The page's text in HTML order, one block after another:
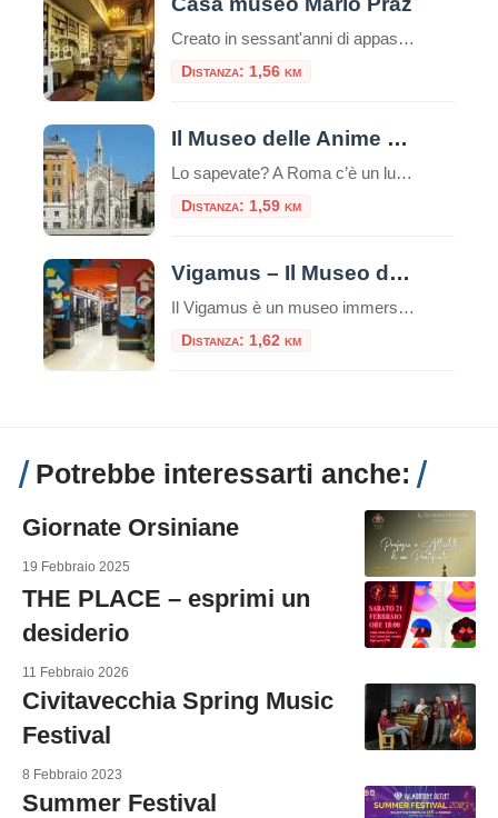
Creato in sessant'anni di appassionato collezionismo da Mario Praz (Roma 1896-1982) anglista e critico di levatura internazionale, al Casa Museo Mario Praz si presenta come una dimora nobiliare del secolo XIX. Mario Praz - pescatore, scrittore e
Distanza: 1,56 km
Il Museo delle Anime del Purgatorio
Lo sapevate? A Roma c’è un luogo unico e inquietante: il Museo delle Anime del Purgatorio. Il museo delle anime del Purgatorio è un’esposizione di documenti e testimonianze allestita in un locale adiacente alla sacrestia della piccola chiesa neogotica del Sacro Cuore del Suffragio a Roma. Tali documenti proverebbero l’esistenza del Purgatorio. La chiesa del […]
Distanza: 1,59 km
Vigamus – Il Museo del Videogioco
Il Vigamus è un museo immersivo e interattivo per scoprire origini ed evoluzione dei videgiochi con 100 pannelli illustrati e 36 postazioni-gioco E’ il più grande museo del videogioco in Italia, secondo in Europa per anzianità solo al Museo di Berlino. All’interno è allestita una sala interattiva rivolta ai più giovani, agli studenti e a […]
Distanza: 1,62 km
Potrebbe interessarti anche:
Giornate Orsiniane
19 Febbraio 2025
THE PLACE – esprimi un
desiderio
11 Febbraio 2026
Civitavecchia Spring Music
Festival
8 Febbraio 2023
Summer Festival